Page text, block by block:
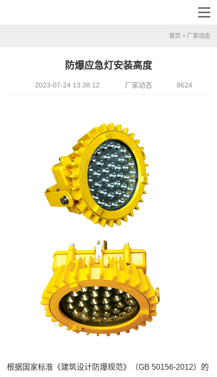
首页 > 厂家动态
防爆应急灯安装高度
2023-07-24 13:38:12 厂家动态 8624
根据国家标准《建筑设计防爆规范》（GB 50156-2012）的